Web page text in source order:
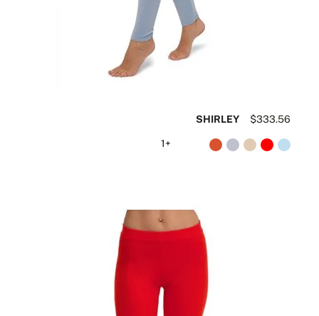
$333.56
SHIRLEY
+1